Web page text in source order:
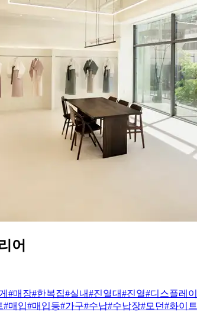
어
#매장#한복집#실내#진열대#진열#디스플레이
#매입#매입등#가구#수납#수납장#모던#화이트